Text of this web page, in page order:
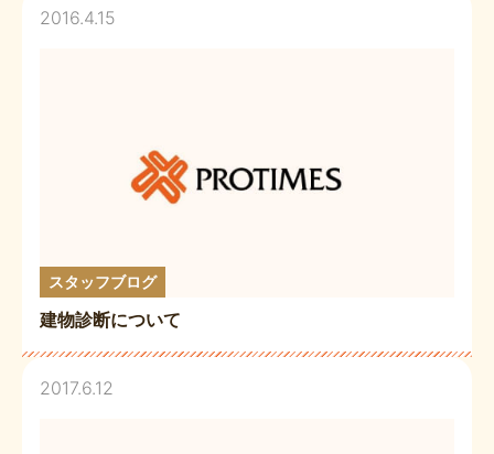
2016.4.15
スタッフブログ
建物診断について
2017.6.12